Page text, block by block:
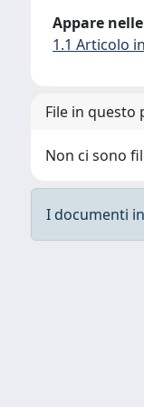
Appare
1.1 Articolo
File in questo
Non ci sono
I documenti